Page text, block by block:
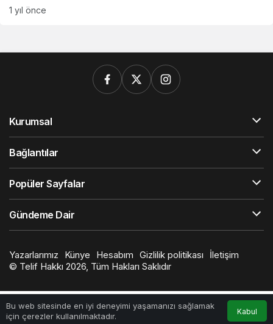
1 yıl önce
Bu web sitesinde en iyi deneyimi yaşamanızı sağlamak
için çerezler kullanılmaktadır.
Kabul
Anasayfa Hesabım
Kurumsal
Bağlantılar
Popüler Sayfalar
Gündeme Dair
Yazarlarımız Künye Hesabım Gizlilik politikası
İletişim
© Telif Hakkı 2026, Tüm Hakları Saklıdır